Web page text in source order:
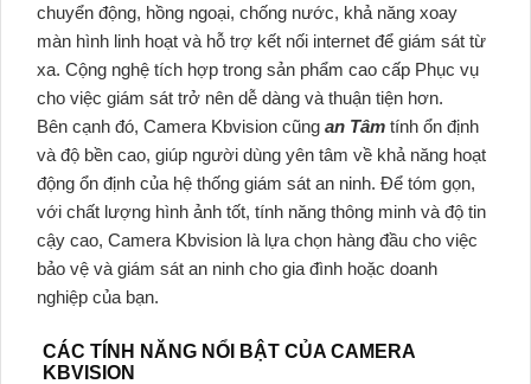
chuyển động, hồng ngoại, chống nước, khả năng xoay
màn hình linh hoạt và hỗ trợ kết nối internet để giám sát từ
xa. Cộng nghệ tích hợp trong sản phẩm cao cấp Phục vụ
cho việc giám sát trở nên dễ dàng và thuận tiện hơn.
Bên cạnh đó, Camera Kbvision cũng an Tâm tính ổn định
và độ bền cao, giúp người dùng yên tâm về khả năng hoạt
động ổn định của hệ thống giám sát an ninh. Để tóm gọn,
với chất lượng hình ảnh tốt, tính năng thông minh và độ tin
cậy cao, Camera Kbvision là lựa chọn hàng đầu cho việc
bảo vệ và giám sát an ninh cho gia đình hoặc doanh
nghiệp của bạn.
CÁC TÍNH NĂNG NỔI BẬT CỦA CAMERA
KBVISION